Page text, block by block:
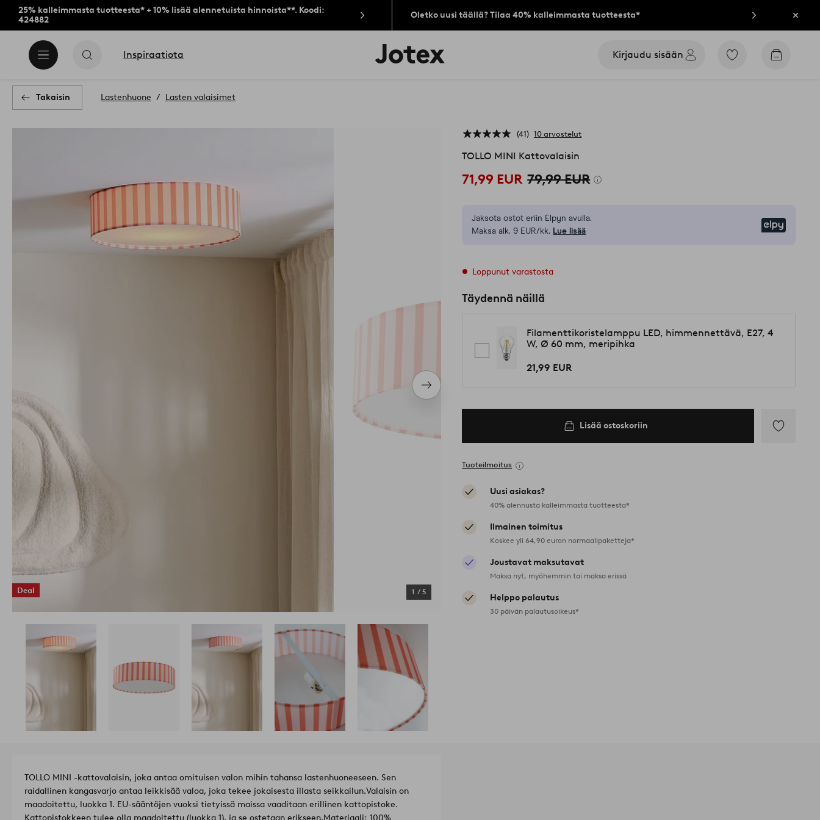
25% kalleimmasta tuotteesta* + 10% lisää alennetuista hinnoista**. Koodi:
424882
Oletko uusi täällä? Tilaa 40% kalleimmasta tuotteesta* Sulje
Inspiraatiota
Jotex-
logo
Kirjaudu sisään
Siirry
Siirry
Takaisin Lastenhuone Lasten valaisimet
Seuraava
tuote
Deal 1 / 5
41 10 arvostelut
TOLLO MINI Kattovalaisin
71,99 EUR 79,99 EUR
Jaksota ostot eriin Elpyn avulla.
Maksa alk. 9 EUR/kk. Lue lisää
Loppunut varastosta
Täydennä näillä
Filamenttikoristelamppu LED, himmennettävä, E27, 4
W, Ø 60 mm, meripihka
21,99 EUR
Lisää ostoskoriin
Tuoteilmoitus
Uusi asiakas?
40% alennusta kalleimmasta tuotteesta*
Ilmainen toimitus
Koskee yli 64,90 euron normaalipaketteja*
Joustavat maksutavat
Maksa nyt, myöhemmin tai maksa erissä
Helppo palautus
30 päivän palautusoikeus*
TOLLO MINI -kattovalaisin, joka antaa omituisen valon mihin tahansa lastenhuoneeseen. Sen
raidallinen kangasvarjo antaa leikkisää valoa, joka tekee jokaisesta illasta seikkailun.Valaisin on
maadoitettu, luokka 1. EU-sääntöjen vuoksi tietyissä maissa vaaditaan erillinen kattopistoke.
Kattopistokkeen tulee olla maadoitettu (luokka 1), ja se ostetaan erikseen.Materiaali: 100%